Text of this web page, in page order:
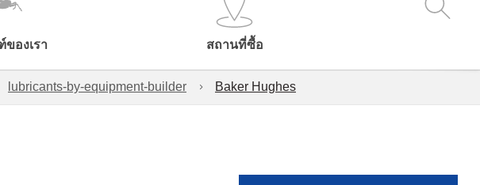
องเรา สถานที่ซื้อ
lubricants-by-equipment-builder Baker Hughes